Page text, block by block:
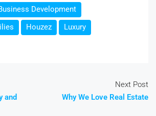
Development
Houzez
Luxury
and
Next Post
Why We Love Real Estate